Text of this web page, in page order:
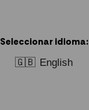
Seleccionar idioma:
🇬🇧 English